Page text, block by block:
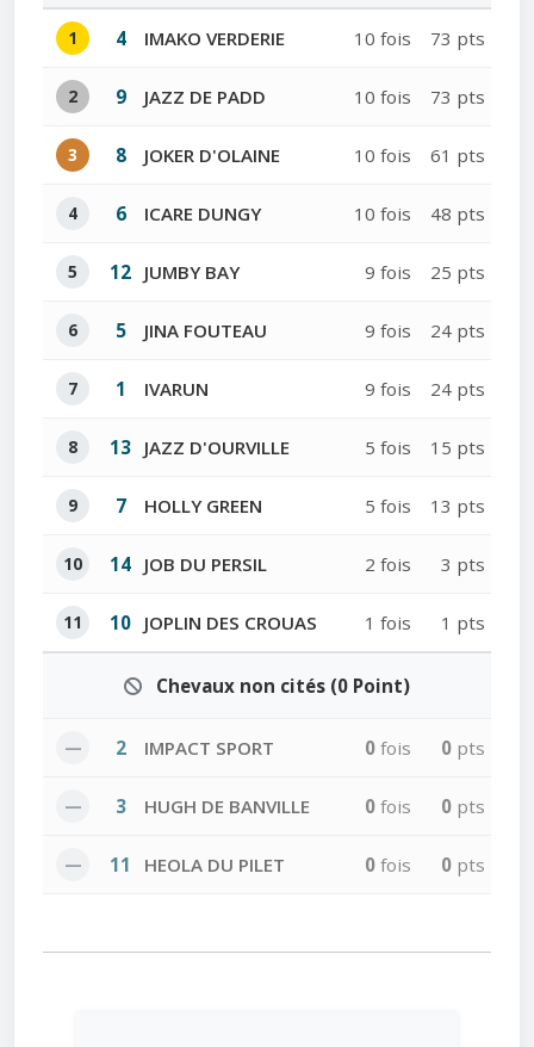
1 4 IMAKO VERDERIE 10 fois 73 pts
2 9 JAZZ DE PADD 10 fois 73 pts
3 8 JOKER D'OLAINE 10 fois 61 pts
4 6 ICARE DUNGY 10 fois 48 pts
5 12 JUMBY BAY 9 fois 25 pts
6 5 JINA FOUTEAU 9 fois 24 pts
7 1 IVARUN 9 fois 24 pts
8 13 JAZZ D'OURVILLE 5 fois 15 pts
9 7 HOLLY GREEN 5 fois 13 pts
10 14 JOB DU PERSIL 2 fois 3 pts
11 10 JOPLIN DES CROUAS 1 fois 1 pts
Chevaux non cités (0 Point)
— 2 IMPACT SPORT 0 fois 0 pts
— 3 HUGH DE BANVILLE 0 fois 0 pts
— 11 HEOLA DU PILET 0 fois 0 pts